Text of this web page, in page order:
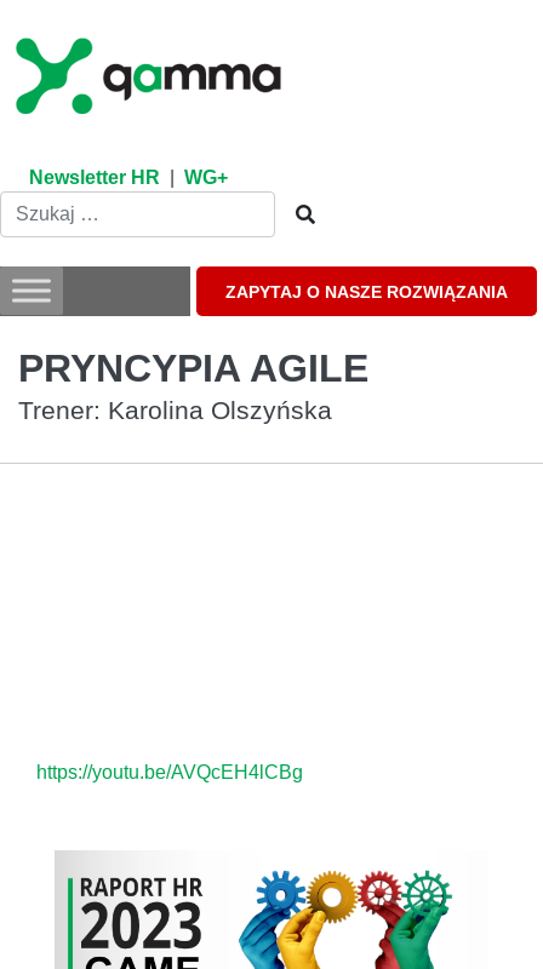
content
Newsletter HR WG+
ZAPYTAJ O NASZE ROZWIĄZANIA
PRYNCYPIA AGILE
Trener: Karolina Olszyńska
https://youtu.be/AVQcEH4lCBg